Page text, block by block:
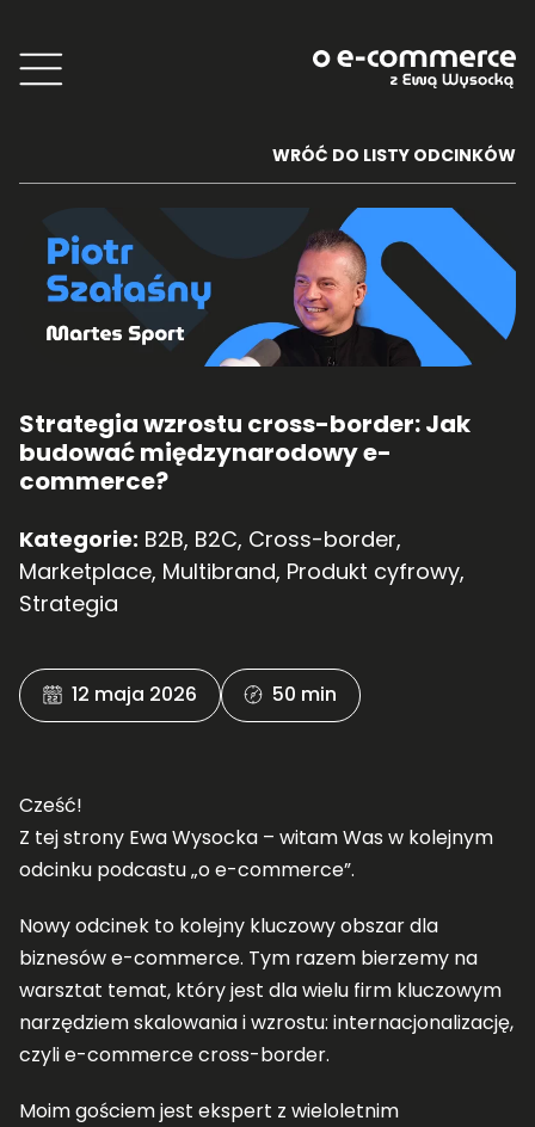
WRÓĆ DO LISTY ODCINKÓW
Strategia wzrostu cross-border: Jak
budować międzynarodowy e-
commerce?
Kategorie: B2B, B2C, Cross-border,
Marketplace, Multibrand, Produkt cyfrowy,
Strategia
12 maja 2026 50 min
Cześć!
Z tej strony Ewa Wysocka – witam Was w kolejnym
odcinku podcastu „o e-commerce”.
Nowy odcinek to kolejny kluczowy obszar dla
biznesów e-commerce. Tym razem bierzemy na
warsztat temat, który jest dla wielu firm kluczowym
narzędziem skalowania i wzrostu: internacjonalizację,
czyli e-commerce cross-border.
Moim gościem jest ekspert z wieloletnim